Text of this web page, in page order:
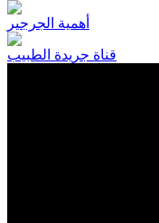
أهمية الجرجير
قناة جريدة الطبيب